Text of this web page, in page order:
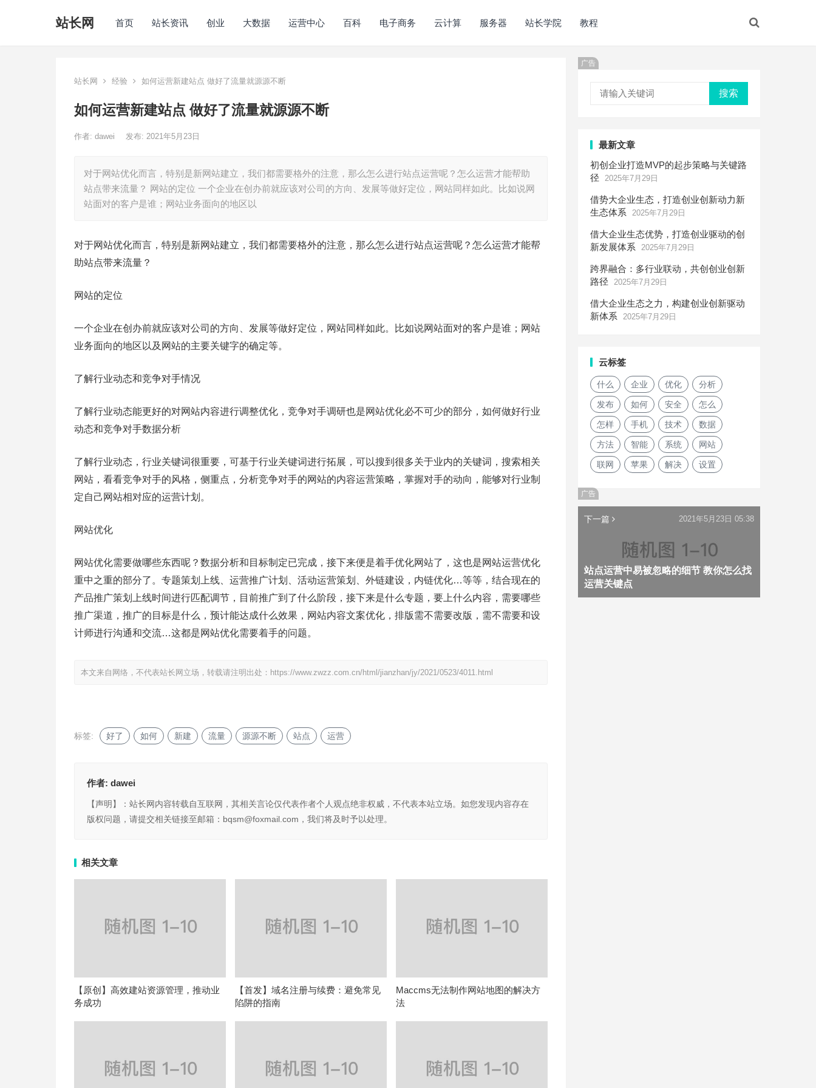
站长网 首页 站长资讯 创业 大数据 运营中心 百科 电子商务 云计算 服务器 站长学院 教程
站长网 经验 如何运营新建站点 做好了流量就源源不断
如何运营新建站点 做好了流量就源源不断
作者: dawei 发布: 2021年5月23日
对于网站优化而言，特别是新网站建立，我们都需要格外的注意，那么怎么进行站点运营呢？怎么运营才能帮助
站点带来流量？ 网站的定位 一个企业在创办前就应该对公司的方向、发展等做好定位，网站同样如此。比如说网
站面对的客户是谁；网站业务面向的地区以
对于网站优化而言，特别是新网站建立，我们都需要格外的注意，那么怎么进行站点运营呢？怎么运营才能帮
助站点带来流量？
网站的定位
一个企业在创办前就应该对公司的方向、发展等做好定位，网站同样如此。比如说网站面对的客户是谁；网站
业务面向的地区以及网站的主要关键字的确定等。
了解行业动态和竞争对手情况
了解行业动态能更好的对网站内容进行调整优化，竞争对手调研也是网站优化必不可少的部分，如何做好行业
动态和竞争对手数据分析
了解行业动态，行业关键词很重要，可基于行业关键词进行拓展，可以搜到很多关于业内的关键词，搜索相关
网站，看看竞争对手的风格，侧重点，分析竞争对手的网站的内容运营策略，掌握对手的动向，能够对行业制
定自己网站相对应的运营计划。
网站优化
网站优化需要做哪些东西呢？数据分析和目标制定已完成，接下来便是着手优化网站了，这也是网站运营优化
重中之重的部分了。专题策划上线、运营推广计划、活动运营策划、外链建设，内链优化…等等，结合现在的
产品推广策划上线时间进行匹配调节，目前推广到了什么阶段，接下来是什么专题，要上什么内容，需要哪些
推广渠道，推广的目标是什么，预计能达成什么效果，网站内容文案优化，排版需不需要改版，需不需要和设
计师进行沟通和交流…这都是网站优化需要着手的问题。
本文来自网络，不代表站长网立场，转载请注明出处： https://www.zwzz.com.cn/html/jianzhan/jy/2021/0523/4011.html
标签: 好了 如何 新建 流量 源源不断 站点 运营
作者: dawei
【声明】：站长网内容转载自互联网，其相关言论仅代表作者个人观点绝非权威，不代表本站立场。如您发现内容存在
版权问题，请提交相关链接至邮箱：bqsm@foxmail.com，我们将及时予以处理。
相关文章
【原创】高效建站资源管理，推动业
务成功
【首发】域名注册与续费：避免常见
陷阱的指南
Maccms无法制作网站地图的解决方
法
广告
搜索
最新文章
初创企业打造MVP的起步策略与关键路
径
2025年7月29日
借势大企业生态，打造创业创新动力新
生态体系
2025年7月29日
借大企业生态优势，打造创业驱动的创
新发展体系
2025年7月29日
跨界融合：多行业联动，共创创业创新
路径
2025年7月29日
借大企业生态之力，构建创业创新驱动
新体系
2025年7月29日
云标签
什么 企业 优化 分析
发布 如何 安全 怎么
怎样 手机 技术 数据
方法 智能 系统 网站
联网 苹果 解决 设置
广告
下一篇
站点运营中易被忽略的细节 教你怎么找
运营关键点
2021年5月23日 05:38